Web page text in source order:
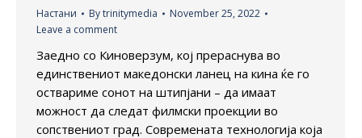
Настани Bytrinitymedia
November 25, 2022
Leave a comment
Заедно со Киноверзум, кој прераснува во
единствениот македонски ланец на кина ќе го
оствариме сонот на штипјани – да имаат
можност да следат филмски проекции во
сопствениот град. Современата технологија која